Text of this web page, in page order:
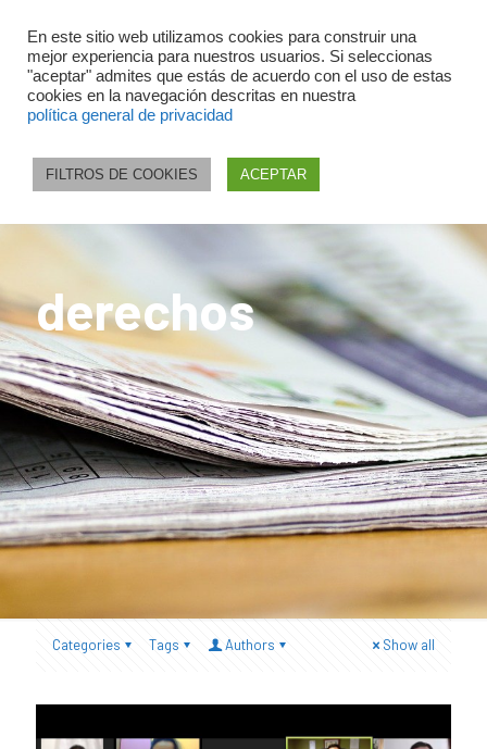
derechos
Categories Tags Authors Show all
En este sitio web utilizamos cookies para construir una
mejor experiencia para nuestros usuarios. Si seleccionas
"aceptar" admites que estás de acuerdo con el uso de estas
cookies en la navegación descritas en nuestra
política general de privacidad
FILTROS DE COOKIES ACEPTAR